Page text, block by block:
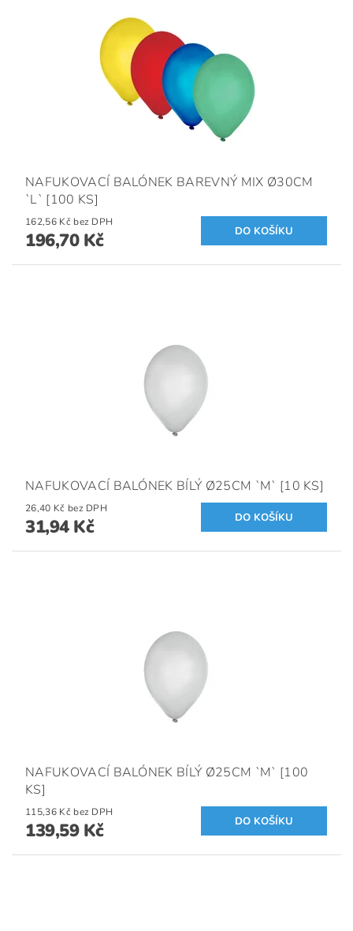
NAFUKOVACÍ BALÓNEK BAREVNÝ MIX Ø30CM
`L` [100 KS]
162,56 Kč bez DPH
196,70 Kč
NAFUKOVACÍ BALÓNEK BÍLÝ Ø25CM `M` [10 KS]
26,40 Kč bez DPH
31,94 Kč
NAFUKOVACÍ BALÓNEK BÍLÝ Ø25CM `M` [100
KS]
115,36 Kč bez DPH
139,59 Kč